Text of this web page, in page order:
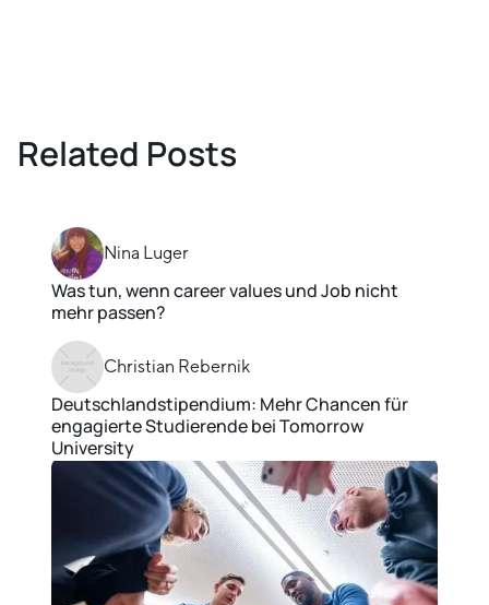
Related Posts
Nina Luger
Was tun, wenn career values und Job nicht
mehr passen?
Christian Rebernik
Deutschlandstipendium: Mehr Chancen für
engagierte Studierende bei Tomorrow
University